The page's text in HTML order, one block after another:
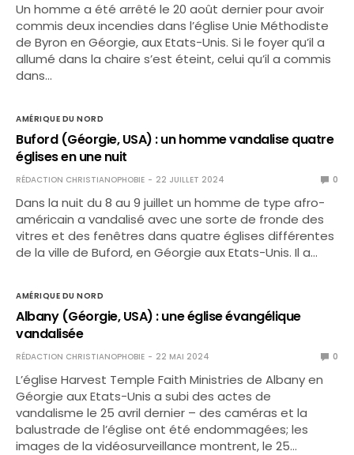
Un homme a été arrêté le 20 août dernier pour avoir
commis deux incendies dans l’église Unie Méthodiste
de Byron en Géorgie, aux Etats-Unis. Si le foyer qu’il a
allumé dans la chaire s’est éteint, celui qu’il a commis
dans…
AMÉRIQUE DU NORD
Buford (Géorgie, USA) : un homme vandalise quatre
églises en une nuit
RÉDACTION CHRISTIANOPHOBIE 22 JUILLET 2024 0
Dans la nuit du 8 au 9 juillet un homme de type afro-
américain a vandalisé avec une sorte de fronde des
vitres et des fenêtres dans quatre églises différentes
de la ville de Buford, en Géorgie aux Etats-Unis. Il a…
AMÉRIQUE DU NORD
Albany (Géorgie, USA) : une église évangélique
vandalisée
RÉDACTION CHRISTIANOPHOBIE 22 MAI 2024 0
L’église Harvest Temple Faith Ministries de Albany en
Géorgie aux Etats-Unis a subi des actes de
vandalisme le 25 avril dernier – des caméras et la
balustrade de l’église ont été endommagées; les
images de la vidéosurveillance montrent, le 25…